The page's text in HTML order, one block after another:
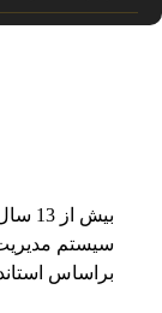
بیش
سیستم
براساس استاندارد